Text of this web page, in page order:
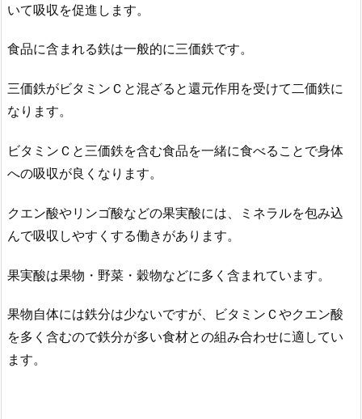
いて吸収を促進します。
食品に含まれる鉄は一般的に三価鉄です。
三価鉄がビタミンＣと混ざると還元作用を受けて二価鉄に
なります。
ビタミンＣと三価鉄を含む食品を一緒に食べることで身体
への吸収が良くなります。
クエン酸やリンゴ酸などの果実酸には、ミネラルを包み込
んで吸収しやすくする働きがあります。
果実酸は果物・野菜・穀物などに多く含まれています。
果物自体には鉄分は少ないですが、ビタミンＣやクエン酸
を多く含むので鉄分が多い食材との組み合わせに適してい
ます。